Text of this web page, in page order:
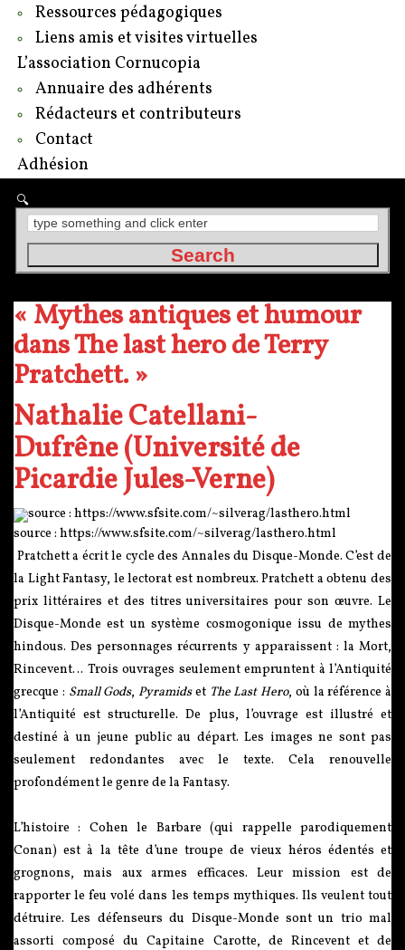
Ressources pédagogiques
Liens amis et visites virtuelles
L’association Cornucopia
Annuaire des adhérents
Rédacteurs et contributeurs
Contact
Adhésion
« Mythes antiques et humour
dans The last hero de Terry
Pratchett. »
Nathalie Catellani-
Dufrêne (Université de
Picardie Jules-Verne)
source : https://www.sfsite.com/~silverag/lasthero.html
Pratchett a écrit le cycle des Annales du Disque-Monde. C’est de
la Light Fantasy, le lectorat est nombreux. Pratchett a obtenu des
prix littéraires et des titres universitaires pour son œuvre. Le
Disque-Monde est un système cosmogonique issu de mythes
hindous. Des personnages récurrents y apparaissent : la Mort,
Rincevent… Trois ouvrages seulement empruntent à l’Antiquité
grecque : Small Gods, Pyramidset The Last Hero, où la référence à
l’Antiquité est structurelle. De plus, l’ouvrage est illustré et
destiné à un jeune public au départ. Les images ne sont pas
seulement redondantes avec le texte. Cela renouvelle
profondément le genre de la Fantasy.
L’histoire : Cohen le Barbare (qui rappelle parodiquement
Conan) est à la tête d’une troupe de vieux héros édentés et
grognons, mais aux armes efficaces. Leur mission est de
rapporter le feu volé dans les temps mythiques. Ils veulent tout
détruire. Les défenseurs du Disque-Monde sont un trio mal
assorti composé du Capitaine Carotte, de Rincevent et de